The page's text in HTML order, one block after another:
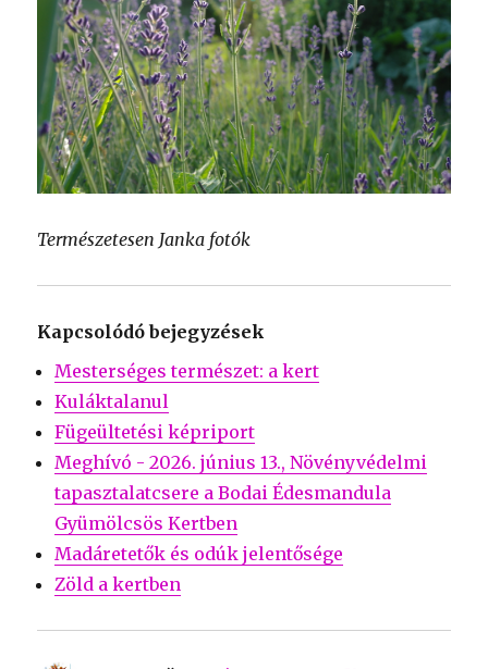
Természetesen Janka fotók
Kapcsolódó bejegyzések
Mesterséges természet: a kert
Kuláktalanul
Fügeültetési képriport
Meghívó - 2026. június 13., Növényvédelmi
tapasztalatcsere a Bodai Édesmandula
Gyümölcsös Kertben
Madáretetők és odúk jelentősége
Zöld a kertben